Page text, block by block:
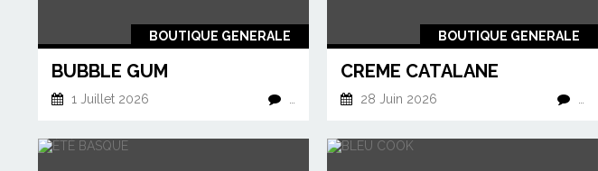
BOUTIQUE GENERALE
BUBBLE GUM
1 Juillet 2026
BOUTIQUE GENERALE
CREME CATALANE
28 Juin 2026